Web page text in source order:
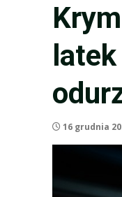
16 grudnia